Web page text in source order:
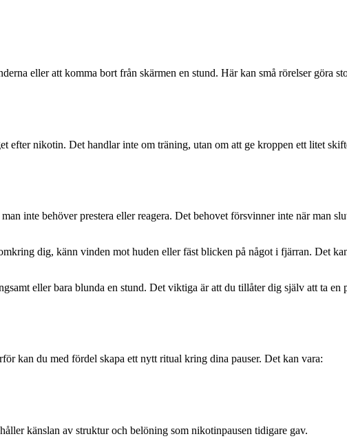
eller att komma bort från skärmen en stund. Här kan små rörelser göra
efter nikotin. Det handlar inte om träning, utan om att ge kroppen ett litet
inte behöver prestera eller reagera. Det behovet försvinner inte när man
dig, känn vinden mot huden eller fäst blicken på något i fjärran. Det
eller bara blunda en stund. Det viktiga är att du tillåter dig själv att ta en
kan du med fördel skapa ett nytt ritual kring dina pauser. Det kan vara:
känslan av struktur och belöning som nikotinpausen tidigare gav.